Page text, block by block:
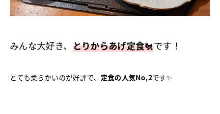
みんな大好き、 とりからあげ定食🐔です！
とても柔らかいのが好評で、 定食の人気No,2です✨